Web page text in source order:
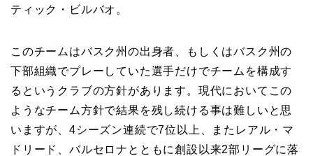
ティック・ビルバオ。
このチームはバスク州の出身者、もしくはバスク州の
下部組織でプレーしていた選手だけでチームを構成す
るというクラブの方針があります。現代においてこの
ようなチーム方針で結果を残し続ける事は難しいと思
いますが、4シーズン連続で7位以上、またレアル・マ
ドリード、バルセロナとともに創設以来2部リーグに落